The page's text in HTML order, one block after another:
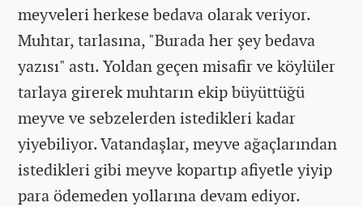
meyveleri herkese bedava olarak veriyor.
Muhtar, tarlasına, "Burada her şey bedava
yazısı" astı. Yoldan geçen misafir ve köylüler
tarlaya girerek muhtarın ekip büyüttüğü
meyve ve sebzelerden istedikleri kadar
yiyebiliyor. Vatandaşlar, meyve ağaçlarından
istedikleri gibi meyve kopartıp afiyetle yiyip
para ödemeden yollarına devam ediyor.